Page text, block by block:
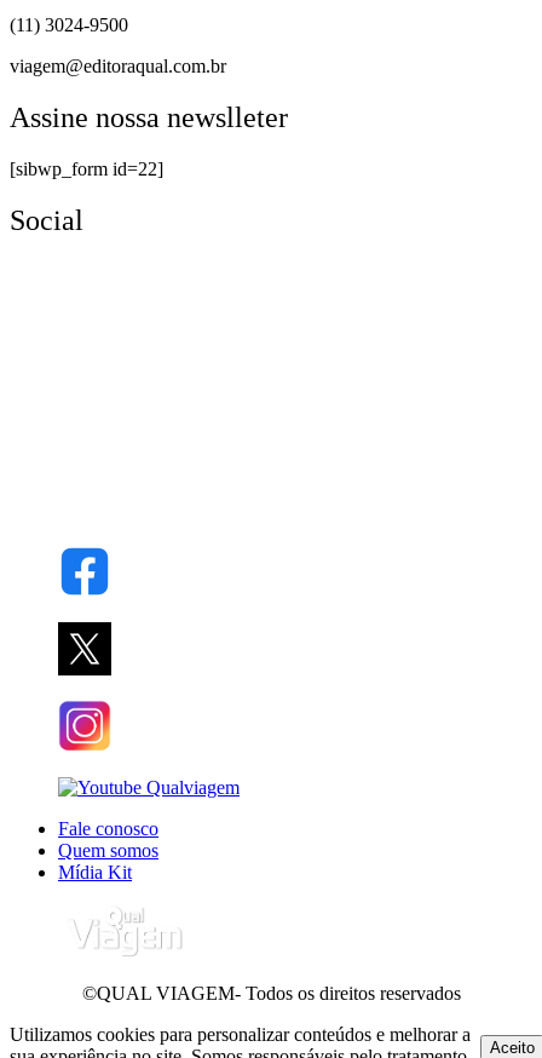
(11) 3024-9500
viagem@editoraqual.com.br
Assine nossa newslleter
[sibwp_form id=22]
Social
Fale conosco
Quem somos
Mídia Kit
©QUAL VIAGEM- Todos os direitos reservados
Utilizamos cookies para personalizar conteúdos e melhorar a
Aceito